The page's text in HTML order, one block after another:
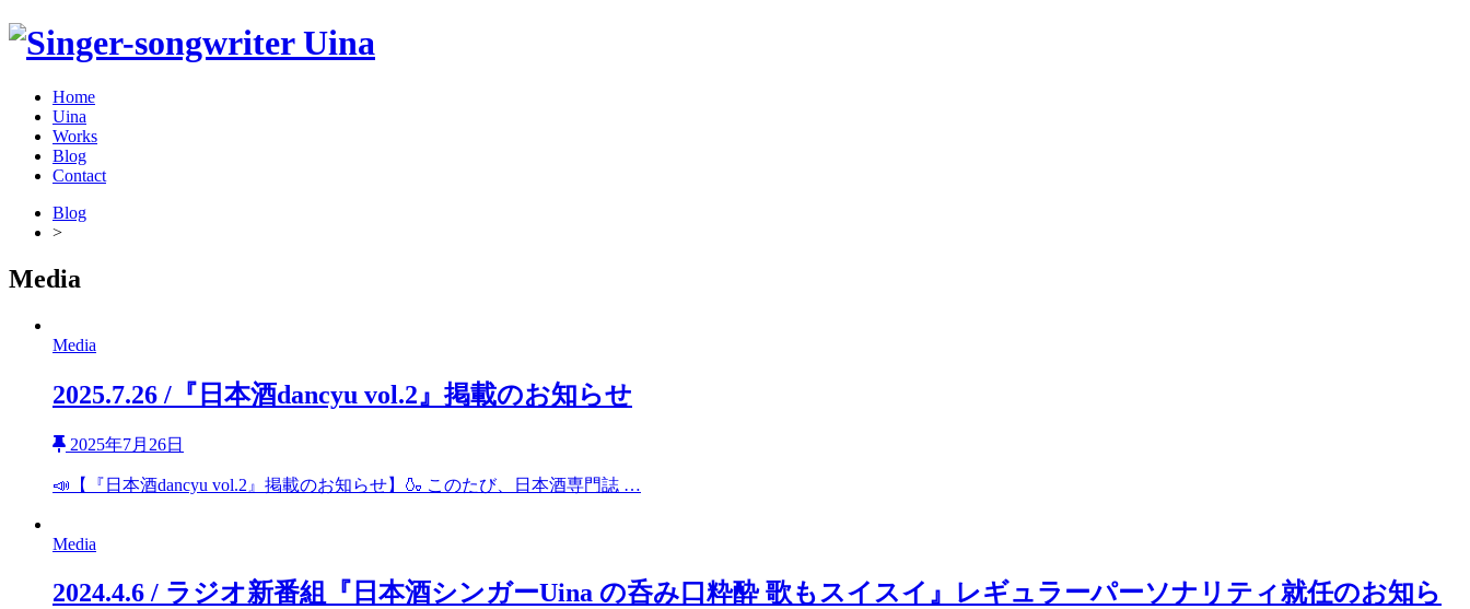
Home
Uina
Works
Blog
Contact
Blog
>
Media
Media
2025.7.26 /『日本酒dancyu vol.2』掲載のお知らせ
2025年7月26日
📣【『日本酒dancyu vol.2』掲載のお知らせ】🍶 このたび、日本酒専門誌 …
Media
2024.4.6 / ラジオ新番組『日本酒シンガーUina の呑み口粋酔 歌もスイスイ』レギュラーパーソナリティ就任のお知ら